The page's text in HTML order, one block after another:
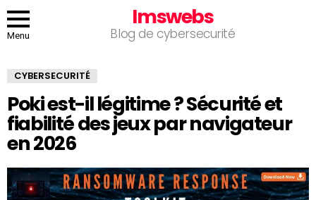
Menu
Imswebs
Blog de cybersecurité
CYBERSECURITÉ
Poki est-il légitime ? Sécurité et
fiabilité des jeux par navigateur
en 2026